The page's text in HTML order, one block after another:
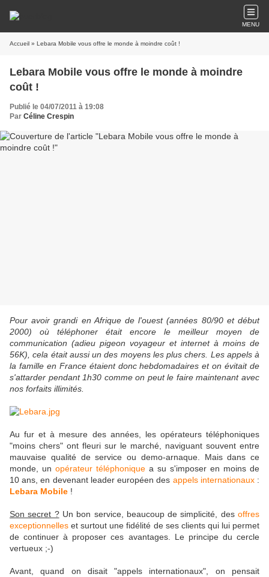
MENU
Accueil » Lebara Mobile vous offre le monde à moindre coût !
Lebara Mobile vous offre le monde à moindre
coût !
Publié le 04/07/2011 à 19:08
Par Céline Crespin
Pour avoir grandi en Afrique de l'ouest (années 80/90 et début
2000) où téléphoner était encore le meilleur moyen de
communication (adieu pigeon voyageur et internet à moins de
56K), cela était aussi un des moyens les plus chers. Les appels à
la famille en France étaient donc hebdomadaires et on évitait de
s'attarder pendant 1h30 comme on peut le faire maintenant avec
nos forfaits illimités.
Au fur et à mesure des années, les opérateurs téléphoniques
"moins chers" ont fleuri sur le marché, naviguant souvent entre
mauvaise qualité de service ou demo-arnaque. Mais dans ce
monde, un opérateur téléphonique a su s'imposer en moins de
10 ans, en devenant leader européen des appels internationaux:
Lebara Mobile !
Son secret ?Un bon service, beaucoup de simplicité, desoffres
exceptionnelles et surtout une fidélité de ses clients qui lui permet
de continuer à proposer ces avantages. Le principe du cercle
vertueux ;-)
Avant, quand on disait "appels internationaux", on pensait